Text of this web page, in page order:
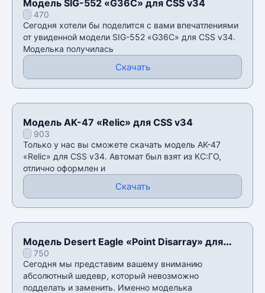
Модель SIG-552 «G36C» для CSS v34
470
Сегодня хотели бы поделится с вами впечатлениями
от увиденной модели SIG-552 «G36C» для CSS v34.
Моделька получилась
Скачать
Модель AK-47 «Relic» для CSS v34
903
Только у нас вы сможете скачать модель AK-47
«Relic» для CSS v34. Автомат был взят из КС:ГО,
отлично оформлен и
Скачать
Модель Desert Eagle «Point Disarray» для
CSS v34
750
Сегодня мы представим вашему вниманию
абсолютный шедевр, который невозможно
подделать и заменить. Именно моделька